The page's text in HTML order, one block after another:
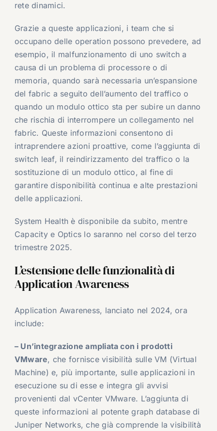
rete dinamici.
Grazie a queste applicazioni, i team che si
occupano delle operation possono prevedere, ad
esempio, il malfunzionamento di uno switch a
causa di un problema di processore o di
memoria, quando sarà necessaria un’espansione
del fabric a seguito dell’aumento del traffico o
quando un modulo ottico sta per subire un danno
che rischia di interrompere un collegamento nel
fabric. Queste informazioni consentono di
intraprendere azioni proattive, come l’aggiunta di
switch leaf, il reindirizzamento del traffico o la
sostituzione di un modulo ottico, al fine di
garantire disponibilità continua e alte prestazioni
delle applicazioni.
System Health è disponibile da subito, mentre
Capacity e Optics lo saranno nel corso del terzo
trimestre 2025.
L’estensione delle funzionalità di
Application Awareness
Application Awareness, lanciato nel 2024, ora
include:
– Un’integrazione ampliata con i prodotti
VMware, che fornisce visibilità sulle VM (Virtual
Machine) e, più importante, sulle applicazioni in
esecuzione su di esse e integra gli avvisi
provenienti dal vCenter VMware. L’aggiunta di
queste informazioni al potente graph database di
Juniper Networks, che già comprende la visibilità